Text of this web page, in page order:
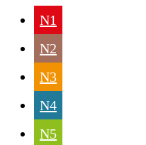
N1
N2
N3
N4
N5